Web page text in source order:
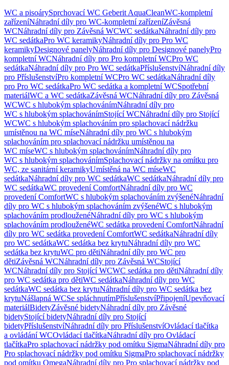
WC a pisoárySprchovací WC Geberit AquaCleanWC-kompletní
zařízeníNáhradní díly pro WC-kompletní zařízeníZávěsná
WCNáhradní díly pro Závěsná WCWC sedátkaNáhradní díly pro
WC sedátkaPro WC keramikyNáhradní díly pro Pro WC
keramikyDesignové panelyNáhradní díly pro Designové panelyPro
kompletní WCNáhradní díly pro Pro kompletní WCPro WC
sedátkaNáhradní díly pro Pro WC sedátkaPříslušenstvíNáhradní díly
pro PříslušenstvíPro kompletní WCPro WC sedátkaNáhradní díly
pro Pro WC sedátkaPro WC sedátka a kompletní WCSpotřební
materiálWC a WC sedátkaZávěsná WCNáhradní díly pro Závěsná
WCWC s hlubokým splachovánímNáhradní díly pro
WC s hlubokým splachovánímStojící WCNáhradní díly pro Stojící
WCWC s hlubokým splachováním pro splachovací nádržku
umístěnou na WC míseNáhradní díly pro WC s hlubokým
splachováním pro splachovací nádržku umístěnou na
WC míseWC s hlubokým splachovánímNáhradní díly pro
WC s hlubokým splachovánímSplachovací nádržky na omítku pro
WC, ze sanitární keramikyUmístěná na WC míseWC
sedátkaNáhradní díly pro WC sedátkaWC sedátkaNáhradní díly pro
WC sedátkaWC provedení ComfortNáhradní díly pro WC
provedení ComfortWC s hlubokým splachováním zvýšenéNáhradní
díly pro WC s hlubokým splachováním zvýšenéWC s hlubokým
splachováním prodlouženéNáhradní díly pro WC s hlubokým
splachováním prodlouženéWC sedátka provedení ComfortNáhradní
díly pro WC sedátka provedení ComfortWC sedátkaNáhradní díly
pro WC sedátkaWC sedátka bez krytuNáhradní díly pro WC
sedátka bez krytuWC pro dětiNáhradní díly pro WC pro
dětiZávěsná WCNáhradní díly pro Závěsná WCStojící
WCNáhradní díly pro Stojící WCWC sedátka pro dětiNáhradní díly
pro WC sedátka pro dětiWC sedátkaNáhradní díly pro WC
sedátkaWC sedátka bez krytuNáhradní díly pro WC sedátka bez
krytuNášlapná WCSe spláchnutímPříslušenstvíPřipojeníUpevňovací
materiálBidetyZávěsné bidetyNáhradní díly pro Závěsné
bidetyStojící bidetyNáhradní díly pro Stojící
bidetyPříslušenstvíNáhradní díly pro PříslušenstvíOvládací tlačítka
a ovládání WCOvládací tlačítkaNáhradní díly pro Ovládací
tlačítkaPro splachovací nádržky pod omítku SigmaNáhradní díly pro
Pro splachovací nádržky pod omítku SigmaPro splachovací nádržky
pod omítku OmegaNáhradní díly pro Pro splachovací nádržky pod